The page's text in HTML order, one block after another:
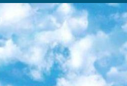
государственного права  География 10 бесплатных образовательных ресурсов - Мы составили подборку онлайн-проектов с интерактивными упражнениями, видеолекциями и статьями. Они помогут вам обрести новые и освежить старые знания бесплатно. 1. «ИНТУИТ» Старейшая образовательная площадка Рунета. Здесь вы найдёте сотни текстовых и видеокурсов на десятки различных тем — от программирования до психологии. Многие курсы подготовлены российскими университетами и крупными международными компаниями вроде Intel и Microsoft. Самостоятельное обучение бесплатное, но желающие могут оплатить услуги персональных наставников. 2. «Смартия» знакомит с актуальными профессиями и подсказывает, как им обучаться. Выбрав заинтересовавшую вас специальность — SMM-специалист, фотограф, веб-дизайнер или другую, — увидите список необходимых для неё умений. Чтобы вы могли освоить их самостоятельно, для каждого умения площадка отображает подборку ссылок на учебные материалы. Хотя «Смартия» ориентируется на русскоязычную аудиторию, часть контента всё же доступна только на английском. 3. «Лекторий Физтеха» Проект Московского физико-технического института (Физтеха). С его помощью вы можете смотреть онлайн серии лекций, записанные на видео в этом вузе. В числе доступных предметов — физика, биология, химия, информационные технологии и другие. К некоторым лекциям администрация ресурса прилагает готовые конспекты, которые можно скачивать в PDF-формате. 4. ITMOcourses Онлайн-площадка Санкт-Петербургского национального исследовательского университета информационных технологий, механики и оптики (ИТМО). Ресурс предоставляет свободный доступ к курсам, разработанным в этом вузе. Каталог материалов разбит на четыре категории: «Оптические системы и технологии», «Приборостроение и робототехника», «Информационные технологии» и «Биотехнологии». Курсы состоят из видеолекций, интерактивных демонстраций и заданий. 5. «КиберЛенинка» Электронная научная библиотека открытого доступа. Каталог площадки регулярно обрастает текстами статей из различных научных изданий. Сгруппированные по журналам и рубрикам публикации можно читать онлайн или скачивать целиком в PDF-формате. Проект нацелен на популяризацию науки за счёт открытого доступа к качественной информации. 6. «ПостНаука» На этом ресурсе публикуют подборки видеолекций, составленные экспертами из разных отраслей и объединённые общими темами. Среди них, к примеру, есть серии «Биоинформатика и геномика», «Культура средневековой Скандинавии» и Cinema Studies о теории кино. Каждая подборка лекций — логически связанная история, рассказанная экспертом от первого лица. Кроме того, на сайте появляются научно-образовательные статьи и тесты на разные темы. 7. «Newочём» Команда проекта «Newочём» отбирает самые интересные тексты из англоязычных СМИ и переводит те из них, за которые голосуют участники сообщества «ВКонтакте». По большей части это научно-популярные статьи. Редакторы придумывают лишь заголовки, в остальном содержание переводов соответствует оригиналам. Полные тексты можно читать прямо в социальной сети. 8. InternetUrok Онлайн-база материалов по основным дисциплинам школьной программы. Информация на сайте структурирована по классам, предметам и темам (урокам). Каждый урок состоит из видеолекций и конспектов. Есть также интерактивные тренажёры и тесты для закрепления пройденного материала. Даже если вы давно окончили школу, возможность повторить программу старших классов всегда может пригодиться. 9. Edutainme Ещё один ресурс об образовании. В отличие от Newtonew, как мне кажется, Edutainme больше ориентируется на представителей индустрии: педагогов, предпринимателей, разработчиков образовательных проектов. Но и любой, кто просто стремится к саморазвитию, найдёт на сайте много полезного и интересного для себя. Например, информацию о новых курсах и образовательных сервисах. 10. Newtonew Онлайн-медиа об образовании и обучении в широком смысле. Авторы Newtonew пишут об инструментах, заведениях, тактиках и стратегиях, которые помогают учить других и получать новые знания самостоятельно. На этой площадке вы найдёте новости, обзоры, аналитические мат